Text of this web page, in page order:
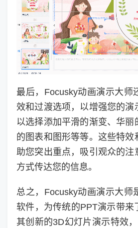
最后，Focusky动画演示大师
效和过渡选项，以增强您的演
以选择添加平滑的渐变、华丽
的图表和图形等等。这些特效
助您突出重点，吸引观众的注
方式传达您的信息。
总之，Focusky动画演示大师
软件，为传统的PPT演示带来
其创新的3D幻灯片演示特效